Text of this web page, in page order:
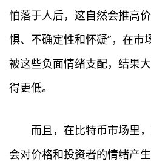
怕落于人后，这自然会推高
惧、不确定性和怀疑”，在市
被这些负面情绪支配，结果
得更低。
而且，在比特币市场里
会对价格和投资者的情绪产